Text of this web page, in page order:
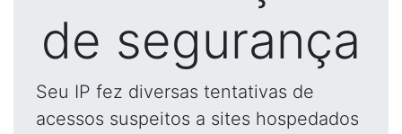
de segurança
Seu IP fez diversas tentativas de
acessos suspeitos a sites hospedados